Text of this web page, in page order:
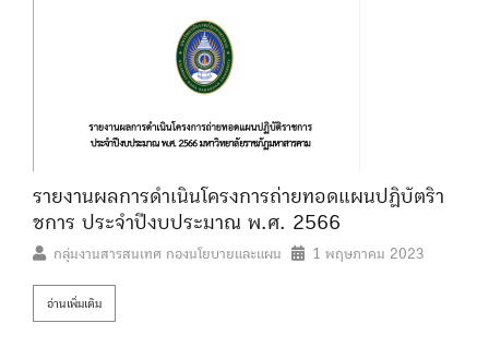
รายงานผลการดําเนินโครงการถ่ายทอดแผนปฏิบัตริา
ชการ ประจําปีงบประมาณ พ.ศ. 2566
กลุ่มงานสารสนเทศ กองนโยบายและแผน 1 พฤษภาคม 2023
อ่านเพิ่มเติม